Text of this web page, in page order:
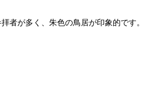
者が多く、朱色の鳥居が印象的です。